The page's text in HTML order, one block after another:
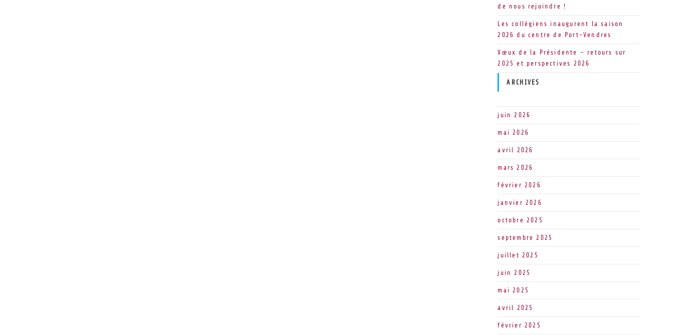
de nous rejoindre !
Les collégiens inaugurent la saison
2026 du centre de Port-Vendres
Vœux de la Présidente – retours sur
2025 et perspectives 2026
ARCHIVES
juin 2026
mai 2026
avril 2026
mars 2026
février 2026
janvier 2026
octobre 2025
septembre 2025
juillet 2025
juin 2025
mai 2025
avril 2025
février 2025